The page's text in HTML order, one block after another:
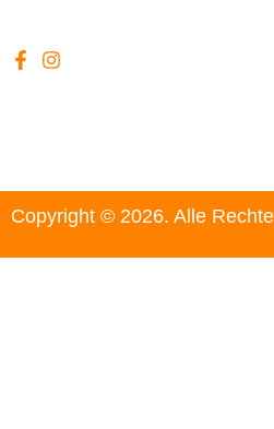
Copyright © 2026. Alle